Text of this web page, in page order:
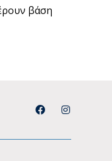
βάση